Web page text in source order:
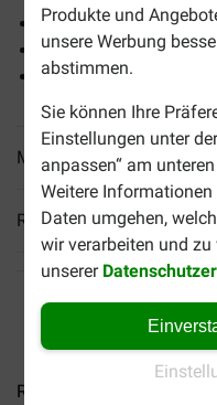
Produkte und
unsere Werbung
abstimmen.
Sie können Ihre
Einstellungen unter
anpassen“ am
Weitere
Daten umgehen,
wir verarbeiten und
unserer
Hilft das Gewicht zu
Unterstützt die
Angereichert mit EPA
Mehr Produktinfos
Reviews
Royal Canin Puppy